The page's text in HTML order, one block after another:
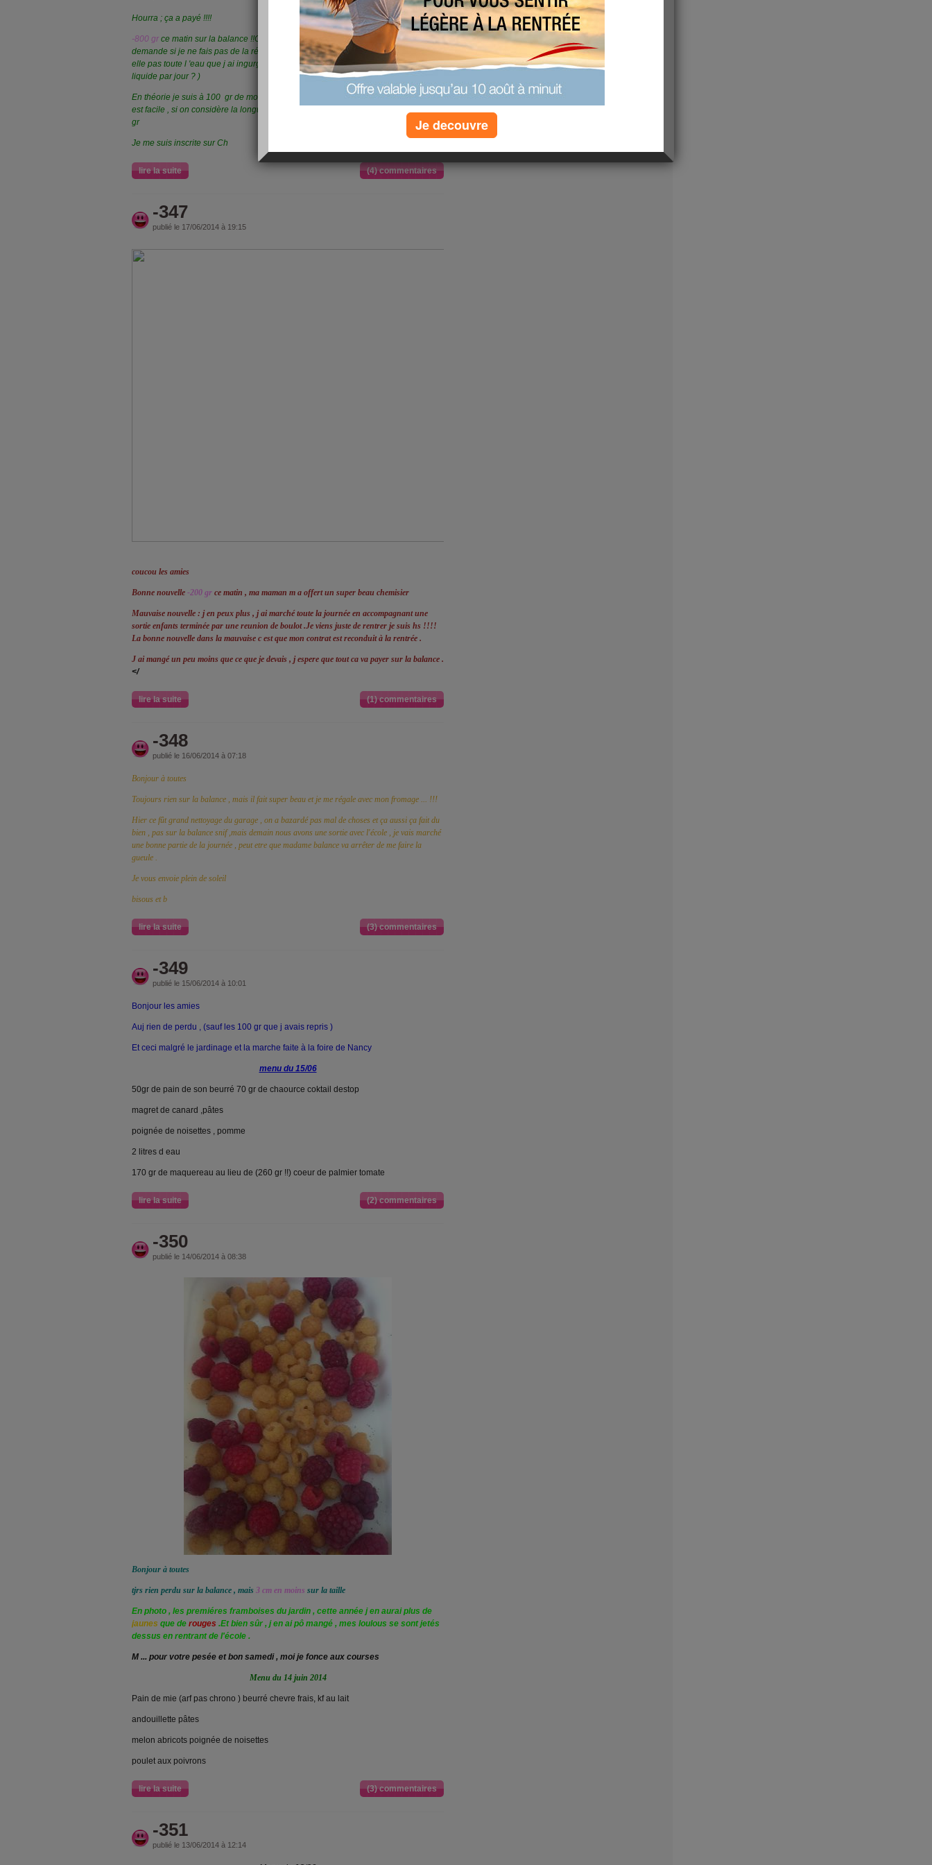
Hourra ; ça a payé !!!!
-800 gr ce matin sur la balance !!Cela dit je bois moins en ce moment , je me
demande si je ne fais pas de la rétention d eau et cette perte de poids ne serait t
elle pas toute l 'eau que j ai ingurgitée quand il a fait si chaud ( presque 2 litres de
liquide par jour ? )
En théorie je suis à 100 gr de mon objectif à la fin du mois , ne me dites pas que c
est facile , si on considère la longue période pendant laquelle je n ai pas perdu 1
gr
Je me suis inscrite sur Ch
lire la suite (4) commentaires
-347
publié le 17/06/2014 à 19:15
coucou les amies
Bonne nouvelle -200 gr ce matin , ma maman m a offert un super beau chemisier
Mauvaise nouvelle : j en peux plus , j ai marché toute la journée en accompagnant une
sortie enfants terminée par une reunion de boulot .Je viens juste de rentrer je suis hs !!!!
La bonne nouvelle dans la mauvaise c est que mon contrat est reconduit à la rentrée .
J ai mangé un peu moins que ce que je devais , j espere que tout ca va payer sur la balance .
</
lire la suite (1) commentaires
-348
publié le 16/06/2014 à 07:18
Bonjour à toutes
Toujours rien sur la balance , mais il fait super beau et je me régale avec mon fromage ... !!!
Hier ce fût grand nettoyage du garage , on a bazardé pas mal de choses et ça aussi ça fait du
bien , pas sur la balance snif ,mais demain nous avons une sortie avec l'école , je vais marché
une bonne partie de la journée , peut etre que madame balance va arrêter de me faire la
gueule .
Je vous envoie plein de soleil
bisous et b
lire la suite (3) commentaires
-349
publié le 15/06/2014 à 10:01
Bonjour les amies
Auj rien de perdu , (sauf les 100 gr que j avais repris )
Et ceci malgré le jardinage et la marche faite à la foire de Nancy
menu du 15/06
50gr de pain de son beurré 70 gr de chaource coktail destop
magret de canard ,pâtes
poignée de noisettes , pomme
2 litres d eau
170 gr de maquereau au lieu de (260 gr !!) coeur de palmier tomate
lire la suite (2) commentaires
-350
publié le 14/06/2014 à 08:38
Bonjour à toutes
tjrs rien perdu sur la balance , mais 3 cm en moins sur la taille
En photo , les premiéres framboises du jardin , cette année j en aurai plus de
jaunes que de rouges .Et bien sûr , j en ai pô mangé , mes loulous se sont jetés
dessus en rentrant de l'école .
M ... pour votre pesée et bon samedi , moi je fonce aux courses
Menu du 14 juin 2014
Pain de mie (arf pas chrono ) beurré chevre frais, kf au lait
andouillette pâtes
melon abricots poignée de noisettes
poulet aux poivrons
lire la suite (3) commentaires
-351
publié le 13/06/2014 à 12:14
Je decouvre